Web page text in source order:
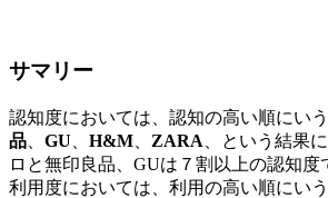
サマリー
認知度においては、認知の高い順にい
品
GU H&M ZARA 、という結果
ロと無印良品、GUは７割以上の認知度
利用度においては、利用の高い順にい